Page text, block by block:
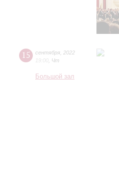
15 сентября 2022
19:00 Чт
Большой зал